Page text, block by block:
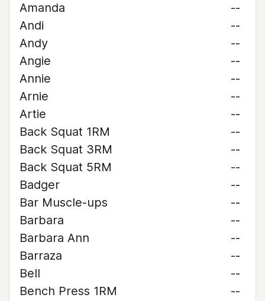
Amanda
--
Andi
--
Andy
--
Angie
--
Annie
--
Arnie
--
Artie
--
Back Squat 1RM
--
Back Squat 3RM
--
Back Squat 5RM
--
Badger
--
Bar Muscle-ups
--
Barbara
--
Barbara Ann
--
Barraza
--
Bell
--
Bench Press 1RM
--